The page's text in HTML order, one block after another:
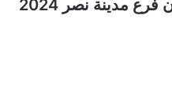
مدينة نصر 2024